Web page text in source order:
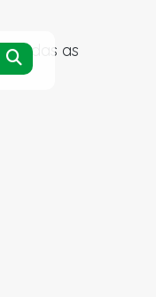
todas as